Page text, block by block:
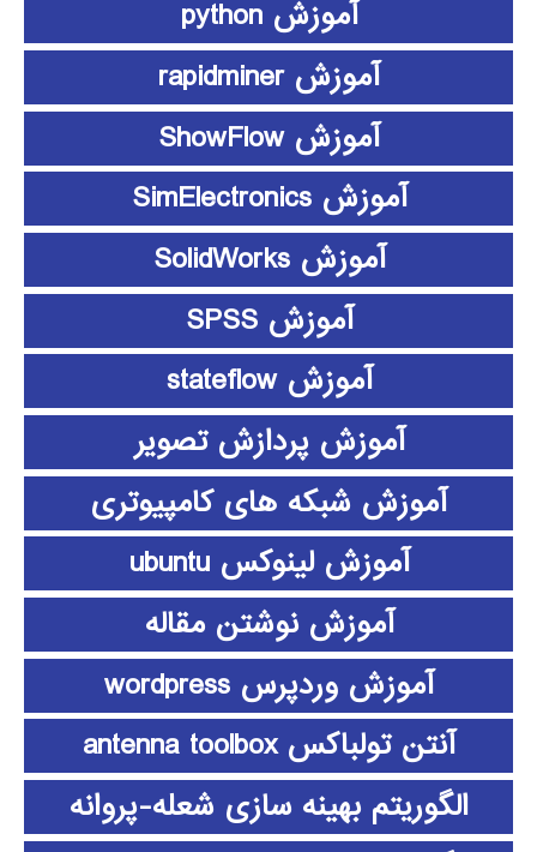
آموزش python
آموزش rapidminer
آموزش ShowFlow
آموزش SimElectronics
آموزش SolidWorks
آموزش SPSS
آموزش stateflow
آموزش پردازش تصویر
آموزش شبکه های کامپیوتری
آموزش لینوکس ubuntu
آموزش نوشتن مقاله
آموزش وردپرس wordpress
آنتن تولباکس antenna toolbox
الگوریتم بهینه سازی شعله-پروانه